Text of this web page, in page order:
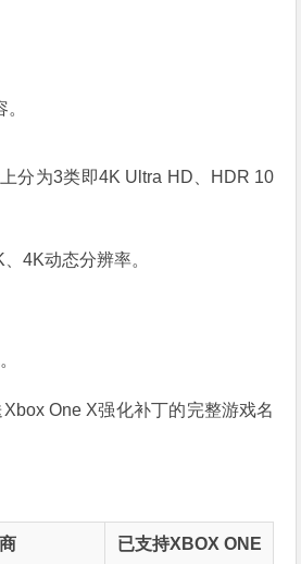
分为3类即4K Ultra HD、HDR 10
4K动态分辨率。
One X强化补丁的完整游戏名
已支持XBOX ONE